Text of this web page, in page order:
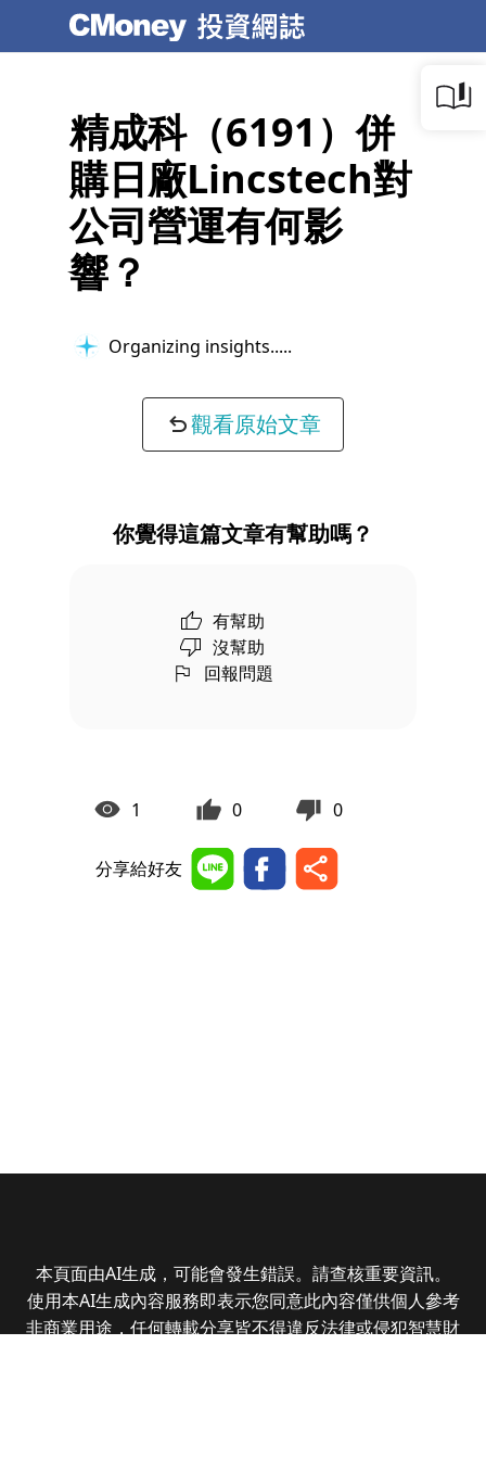
精成科（6191）併
購日廠Lincstech對
公司營運有何影
響？
Organizing insights...
觀看原始文章
你覺得這篇文章有幫助嗎？
有幫助
沒幫助
回報問題
1 0 0
分享給好友
本頁面由AI生成，可能會發生錯誤。請查核重要資訊。
使用本AI生成內容服務即表示您同意此內容僅供個人參考
非商業用途，任何轉載分享皆不得違反法律或侵犯智慧財